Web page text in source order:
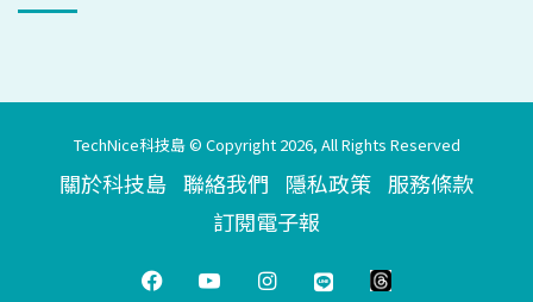
TechNice科技島 © Copyright 2026, All Rights Reserved
關於科技島 聯絡我們 隱私政策 服務條款
訂閱電子報